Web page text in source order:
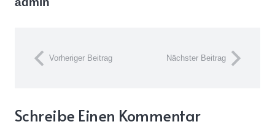
Vorheriger Beitrag Nächster Beitrag
Schreibe Einen Kommentar